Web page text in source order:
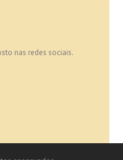
nas redes sociais.